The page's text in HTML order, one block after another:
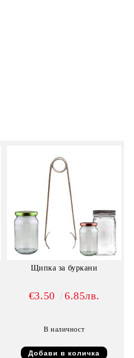
Щипка за буркани
€3.50 6.85лв.
В наличност